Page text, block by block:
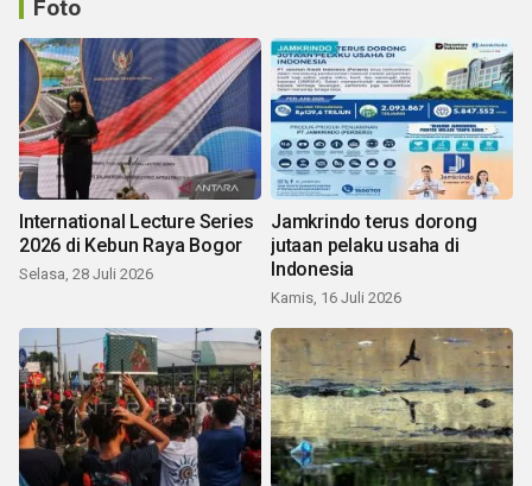
Foto
International Lecture Series
2026 di Kebun Raya Bogor
Selasa, 28 Juli 2026
Jamkrindo terus dorong
jutaan pelaku usaha di
Indonesia
Kamis, 16 Juli 2026